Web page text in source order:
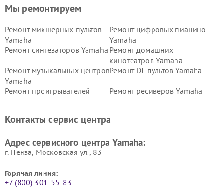
Мы ремонтируем
Ремонт микшерных пультов
Yamaha
Ремонт цифровых пианино
Yamaha
Ремонт синтезаторов Yamaha Ремонт домашних
кинотеатров Yamaha
Ремонт музыкальных центров
Yamaha
Ремонт DJ-пультов Yamaha
Ремонт проигрывателей
Ремонт ресиверов Yamaha
Yamaha
Yamaha
Контакты сервис центра
Адрес сервисного центра Yamaha:
г. Пенза, Московская ул., 83
Горячая линия:
+7 (800) 301-55-83